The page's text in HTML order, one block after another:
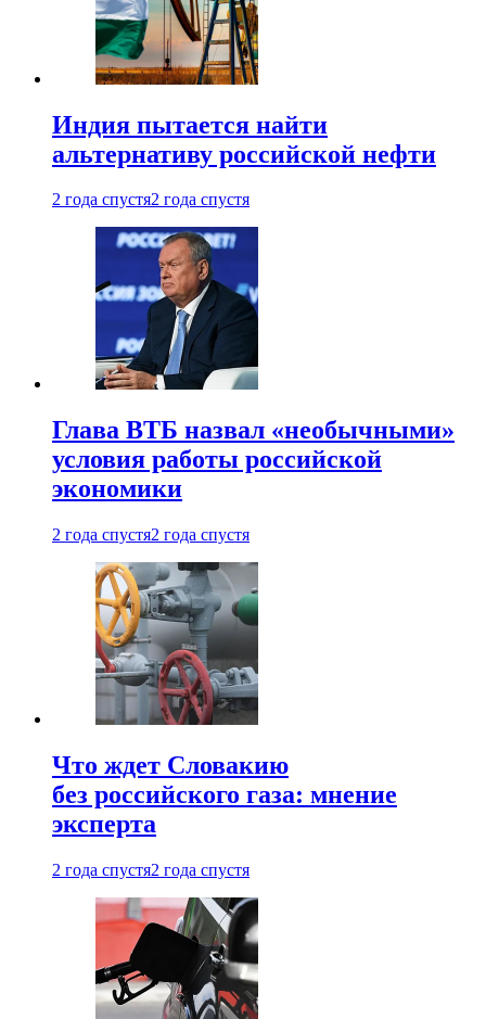
Индия пытается найти
альтернативу российской нефти
2 года спустя2 года спустя
Глава ВТБ назвал «необычными»
условия работы российской
экономики
2 года спустя2 года спустя
Что ждет Словакию
без российского газа: мнение
эксперта
2 года спустя2 года спустя